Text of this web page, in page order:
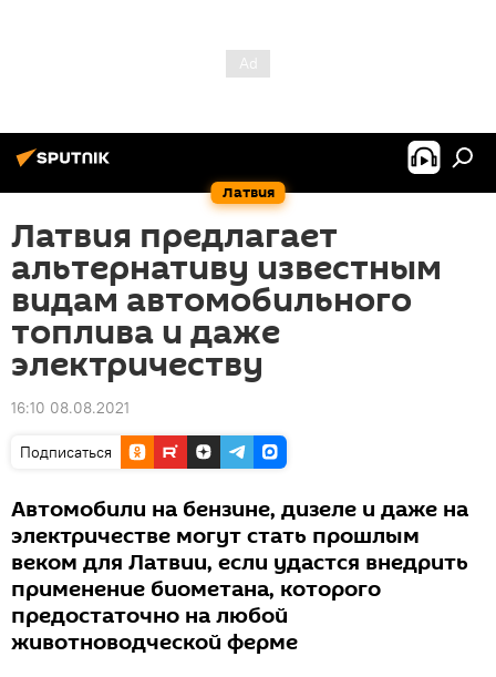
Латвия
Латвия предлагает
альтернативу известным
видам автомобильного
топлива и даже
электричеству
16:10 08.08.2021
Подписаться
Автомобили на бензине, дизеле и даже на
электричестве могут стать прошлым
веком для Латвии, если удастся внедрить
применение биометана, которого
предостаточно на любой
животноводческой ферме